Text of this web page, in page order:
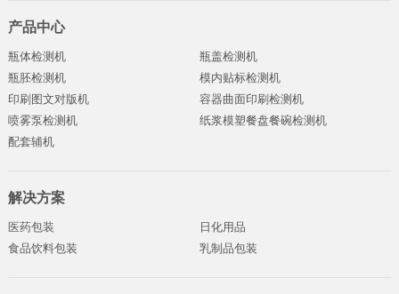
产品中心
瓶体检测机
瓶盖检测机
瓶胚检测机
模内贴标检测机
印刷图文对版机
容器曲面印刷检测机
喷雾泵检测机
纸浆模塑餐盘餐碗检测机
配套辅机
解决方案
医药包装
日化用品
食品饮料包装
乳制品包装